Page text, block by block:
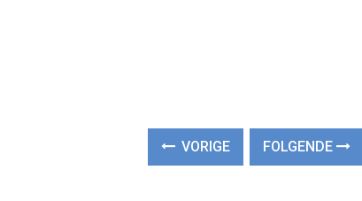
VORIGE FOLGENDE